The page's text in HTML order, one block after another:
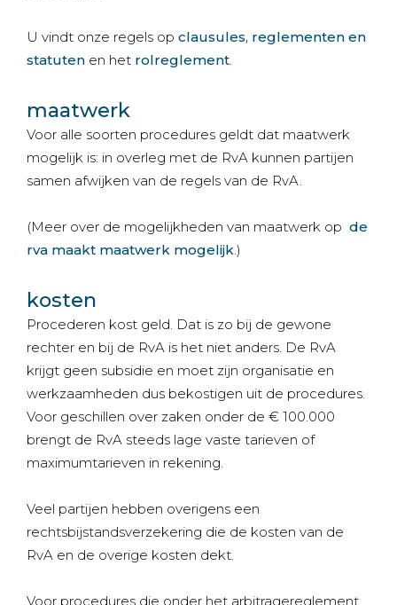
U vindt onze regels op clausules, reglementen en
statuten en het rolreglement.
maatwerk
Voor alle soorten procedures geldt dat maatwerk
mogelijk is: in overleg met de RvA kunnen partijen
samen afwijken van de regels van de RvA.
(Meer over de mogelijkheden van maatwerk op de
rva maakt maatwerk mogelijk.)
kosten
Procederen kost geld. Dat is zo bij de gewone
rechter en bij de RvA is het niet anders. De RvA
krijgt geen subsidie en moet zijn organisatie en
werkzaamheden dus bekostigen uit de procedures.
Voor geschillen over zaken onder de € 100.000
brengt de RvA steeds lage vaste tarieven of
maximumtarieven in rekening.
Veel partijen hebben overigens een
rechtsbijstandsverzekering die de kosten van de
RvA en de overige kosten dekt.
Voor procedures die onder het arbitragereglement